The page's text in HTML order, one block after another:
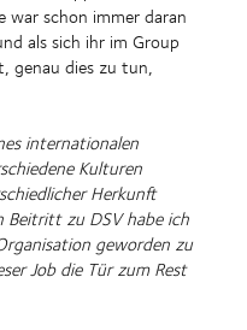
war schon immer daran
als sich ihr im Group
genau dies zu tun,
internationalen
Kulturen
Herkunft
Beitritt zu DSV habe ich
geworden zu
Job die Tür zum Rest